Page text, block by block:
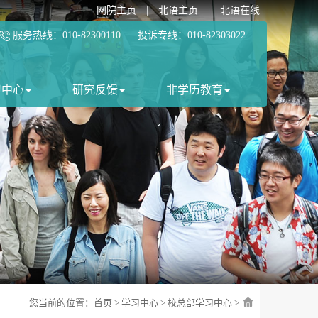
网院主页|北语主页|北语在线
服务热线：010-82300110 投诉专线：010-82303022
心 研究反馈 非学历教育
您当前的位置： 首页 > 学习中心 > 校总部学习中心 >